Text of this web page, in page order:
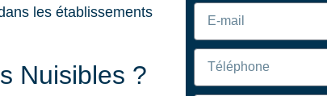
Nuisibles ?